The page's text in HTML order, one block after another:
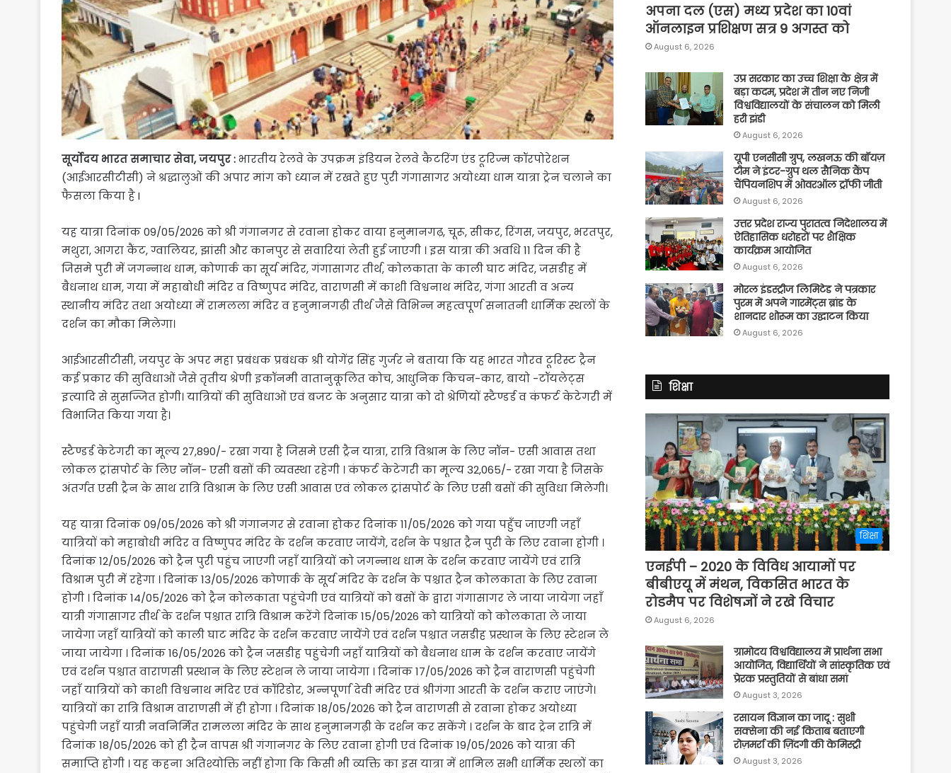
सूर्योदय भारत समाचार सेवा, जयपुर :भारतीय रेलवे के उपक्रम इंडियन रेलवे कैटरिंग एंड टूरिज्म कॉरपोरेशन
(आईआरसीटीसी) ने श्रद्धालुओं की अपार मांग को ध्यान में रखते हुए पुरी गंगासागर अयोध्या धाम यात्रा ट्रेन चलाने का
फैसला किया है I
यह यात्रा दिनांक 09/05/2026 को श्री गंगानगर से रवाना होकर वाया हनुमानगढ़, चूरू, सीकर, रिंगस, जयपुर, भरतपुर,
मथुरा, आगरा कैंट, ग्वालियर, झांसी और कानपुर से सवारियां लेती हुई जाएगी । इस यात्रा की अवधि 11 दिन की है
जिसमे पुरी में जगन्नाथ धाम, कोणार्क का सूर्य मंदिर, गंगासागर तीर्थ, कोलकाता के काली घाट मंदिर, जसडीह में
बैधनाथ धाम, गया में महाबोधी मंदिर व विष्णुपद मंदिर, वाराणसी में काशी विश्वनाथ मंदिर, गंगा आरती व अन्य
स्थानीय मंदिर तथा अयोध्या में रामलला मंदिर व हनुमानगढ़ी तीर्थ जैसे विभिन्न महत्वपूर्ण सनातनी धार्मिक स्थलों के
दर्शन का मौका मिलेगा।
आईआरसीटीसी, जयपुर के अपर महा प्रबंधक प्रबंधक श्री योगेंद्र सिंह गुर्जर ने बताया कि यह भारत गौरव टूरिस्ट ट्रैन
कई प्रकार की सुविधाओं जैसे तृतीय श्रेणी इकॉनमी वातानुकूलित कोच, आधुनिक किचन-कार, बायो -टॉयलेट्स
इत्यादि से सुसज्जित होगी। यात्रियों की सुविधाओं एवं बजट के अनुसार यात्रा को दो श्रेणियों स्टैण्डर्ड व कंफर्ट केटेगरी में
विभाजित किया गया है।
स्टैण्डर्ड केटेगरी का मूल्य 27,890/- रखा गया है जिसमे एसी ट्रैन यात्रा, रात्रि विश्राम के लिए नॉन- एसी आवास तथा
लोकल ट्रांसपोर्ट के लिए नॉन- एसी बसों की व्यवस्था रहेगी । कंफर्ट केटेगरी का मूल्य 32,065/- रखा गया है जिसके
अंतर्गत एसी ट्रैन के साथ रात्रि विश्राम के लिए एसी आवास एवं लोकल ट्रांसपोर्ट के लिए एसी बसों की सुविधा मिलेगी।
यह यात्रा दिनांक 09/05/2026 को श्री गंगानगर से रवाना होकर दिनांक 11/05/2026 को गया पहुँच जाएगी जहाँ
यात्रियों को महाबोधी मंदिर व विष्णुपद मंदिर के दर्शन करवाए जायेंगे, दर्शन के पश्चात ट्रैन पुरी के लिए रवाना होगी ।
दिनांक 12/05/2026 को ट्रैन पुरी पहुंच जाएगी जहाँ यात्रियों को जगन्नाथ धाम के दर्शन करवाए जायेंगे एवं रात्रि
विश्राम पुरी में रहेगा । दिनांक 13/05/2026 कोणार्क के सूर्य मंदिर के दर्शन के पश्चात ट्रैन कोलकाता के लिए रवाना
होगी । दिनांक 14/05/2026 को ट्रैन कोलकाता पहुंचेगी एवं यात्रियों को बसों के द्वारा गंगासागर ले जाया जायेगा जहाँ
यात्री गंगासागर तीर्थ के दर्शन पश्चात रात्रि विश्राम करेंगे दिनांक 15/05/2026 को यात्रियों को कोलकाता ले जाया
जायेगा जहाँ यात्रियों को काली घाट मंदिर के दर्शन करवाए जायेंगे एवं दर्शन पश्चात जसडीह प्रस्थान के लिए स्टेशन ले
जाया जायेगा । दिनांक 16/05/2026 को ट्रैन जसडीह पहुंचेगी जहाँ यात्रियों को बैधनाथ धाम के दर्शन करवाए जायेंगे
एवं दर्शन पश्चात वाराणसी प्रस्थान के लिए स्टेशन ले जाया जायेगा । दिनांक 17/05/2026 को ट्रैन वाराणसी पहुंचेगी
जहाँ यात्रियों को काशी विश्वनाथ मंदिर एवं कॉरिडोर, अन्नपूर्णा देवी मंदिर एवं श्रीगंगा आरती के दर्शन कराए जाएंगे।
यात्रियों का रात्रि विश्राम वाराणसी में ही होगा । दिनांक 18/05/2026 को ट्रैन वाराणसी से रवाना होकर अयोध्या
पहुंचेगी जहाँ यात्री नवनिर्मित रामलला मंदिर के साथ हनुमानगढ़ी के दर्शन कर सकेंगे । दर्शन के बाद ट्रेन रात्रि में
दिनांक 18/05/2026 को ही ट्रैन वापस श्री गंगानगर के लिए रवाना होगी एवं दिनांक 19/05/2026 को यात्रा की
समाप्ति होगी । यह कहना अतिश्योक्ति नहीं होगा कि किसी भी व्यक्ति का इस यात्रा में शामिल सभी धार्मिक स्थलों का
अपना दल (एस) मध्य प्रदेश का 10वां
ऑनलाइन प्रशिक्षण सत्र 9 अगस्त को
August 6, 2026
उप्र सरकार का उच्च शिक्षा के क्षेत्र में
बड़ा कदम, प्रदेश में तीन नए निजी
विश्वविद्यालयों के संचालन को मिली
हरी झंडी
August 6, 2026
यूपी एनसीसी ग्रुप, लखनऊ की बॉयज़
टीम ने इंटर-ग्रुप थल सैनिक कैंप
चैंपियनशिप में ओवरऑल ट्रॉफी जीती
August 6, 2026
उत्तर प्रदेश राज्य पुरातत्व निदेशालय में
ऐतिहासिक धरोहरों पर शैक्षिक
कार्यक्रम आयोजित
August 6, 2026
मोरल इंडस्ट्रीज लिमिटेड ने पत्रकार
पुरम में अपने गारमेंट्स ब्रांड के
शानदार शोरूम का उद्घाटन किया
August 6, 2026
शिक्षा
शिक्षा
एनईपी – 2020 के विविध आयामों पर
बीबीएयू में मंथन, विकसित भारत के
रोडमैप पर विशेषज्ञों ने रखे विचार
August 6, 2026
ग्रामोदय विश्वविद्यालय में प्रार्थना सभा
आयोजित, विद्यार्थियों ने सांस्कृतिक एवं
प्रेरक प्रस्तुतियों से बांधा समां
August 3, 2026
रसायन विज्ञान का जादू : सुशी
सक्सेना की नई किताब बताएगी
रोज़मर्रा की ज़िंदगी की केमिस्ट्री
August 3, 2026